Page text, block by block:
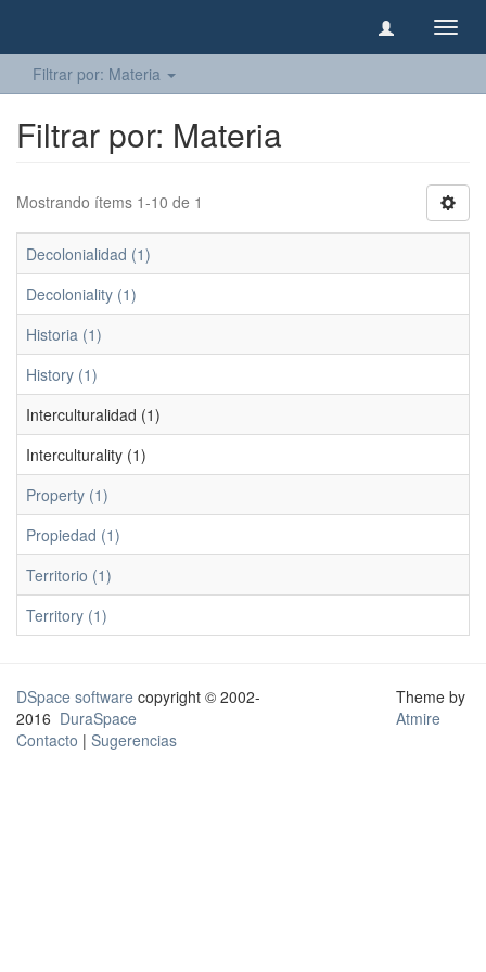
Filtrar por: Materia
Filtrar por: Materia
Mostrando ítems 1-10 de 1
Decolonialidad (1)
Decoloniality (1)
Historia (1)
History (1)
Interculturalidad (1)
Interculturality (1)
Property (1)
Propiedad (1)
Territorio (1)
Territory (1)
DSpace software copyright © 2002-
2016 DuraSpace
Contacto | Sugerencias
Theme by
Atmire